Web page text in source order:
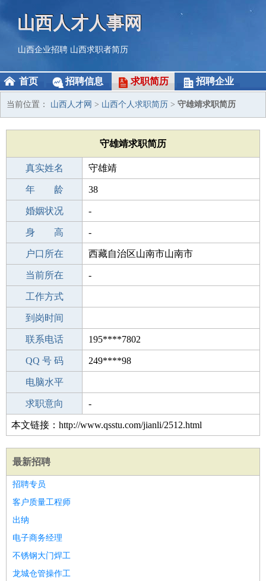
山西人才人事网
山西企业招聘 山西求职者简历
首页 招聘信息 求职简历 招聘企业
当前位置： 山西人才网 > 山西个人求职简历 > 守雄靖求职简历
守雄靖求职简历
真实姓名 守雄靖
性 别 男
年 龄 38
出生年月 1988-12-27
婚姻状况 -
学 历 成人教育
身 高 -
毕业学校 南金华技术学校
户口所在 西藏自治区山南市山南市
所学专业 -
当前所在 -
工作经验
工作方式
驾 照
到岗时间
期望月薪
联系电话 195****7802
手机号码 195****7802
QQ 号 码 249****98
微信号码
电脑水平
外语水平
求职意向 -
本文链接：http://www.qsstu.com/jianli/2512.html
最新招聘
招聘专员
客户质量工程师
出纳
电子商务经理
不锈钢大门焊工
龙城仓管操作工